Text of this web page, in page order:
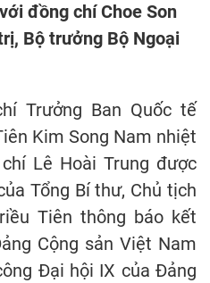
đồng chí Choe Son
Bộ trưởng Bộ Ngoại
Trưởng Ban Quốc tế
Kim Song Nam nhiệt
Lê Hoài Trung được
Tổng Bí thư, Chủ tịch
Tiên thông báo kết
Cộng sản Việt Nam
Đại hội IX của Đảng